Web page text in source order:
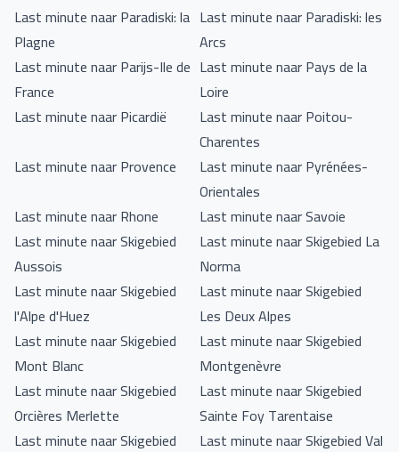
Last minute naar Paradiski: la
Plagne
Last minute naar Paradiski: les
Arcs
Last minute naar Parijs-Ile de
France
Last minute naar Pays de la
Loire
Last minute naar Picardië
Last minute naar Poitou-
Charentes
Last minute naar Provence
Last minute naar Pyrénées-
Orientales
Last minute naar Rhone
Last minute naar Savoie
Last minute naar Skigebied
Aussois
Last minute naar Skigebied La
Norma
Last minute naar Skigebied
l'Alpe d'Huez
Last minute naar Skigebied
Les Deux Alpes
Last minute naar Skigebied
Mont Blanc
Last minute naar Skigebied
Montgenèvre
Last minute naar Skigebied
Orcières Merlette
Last minute naar Skigebied
Sainte Foy Tarentaise
Last minute naar Skigebied
Last minute naar Skigebied Val